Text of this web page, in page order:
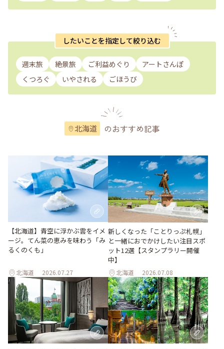
したいことを指定して絞り込む
週末旅 絶景旅 ご利益めぐり
アートさんぽ
くつろぐ
いやされる ごほうび
北海道 のおすすめ記事
【北海道】青空に浮かぶ雲をイメ
ージ。てん菜の恵みを味わう「み
るくのくも」
北海道 2026.07.27
新しくなった「ことりっぷ札幌」
と一緒におでかけしたい注目スポ
ット12選【スタンプラリー開催
中】
北海道 2026.07.08